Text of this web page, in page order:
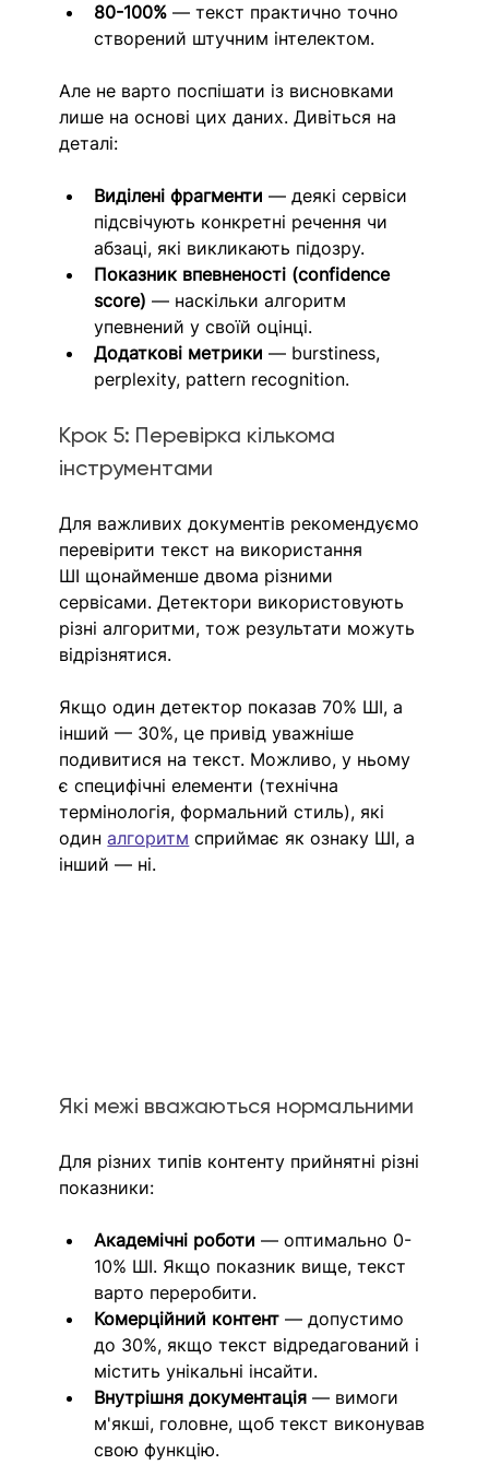
80-100% — текст практично точно
створений штучним інтелектом.
Але не варто поспішати із висновками
лише на основі цих даних. Дивіться на
деталі:
Виділені фрагменти — деякі сервіси
підсвічують конкретні речення чи
абзаці, які викликають підозру.
Показник впевненості (confidence
score) — наскільки алгоритм
упевнений у своїй оцінці.
Додаткові метрики — burstiness,
perplexity, pattern recognition.
Крок 5: Перевірка кількома
інструментами
Для важливих документів рекомендуємо
перевірити текст на використання
ШІ щонайменше двома різними
сервісами. Детектори використовують
різні алгоритми, тож результати можуть
відрізнятися.
Якщо один детектор показав 70% ШІ, а
інший — 30%, це привід уважніше
подивитися на текст. Можливо, у ньому
є специфічні елементи (технічна
термінологія, формальний стиль), які
один алгоритм сприймає як ознаку ШІ, а
інший — ні.
Які межі вважаються нормальними
Для різних типів контенту прийнятні різні
показники:
Академічні роботи — оптимально 0-
10% ШІ. Якщо показник вище, текст
варто переробити.
Комерційний контент — допустимо
до 30%, якщо текст відредагований і
містить унікальні інсайти.
Внутрішня документація — вимоги
м'якші, головне, щоб текст виконував
свою функцію.